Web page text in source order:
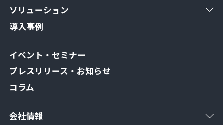
ソリューション
導入事例
イベント・セミナー
プレスリリース・お知らせ
コラム
会社情報